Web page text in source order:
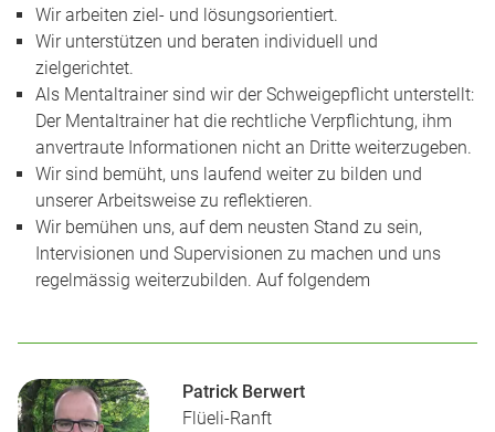
Wir arbeiten ziel- und lösungsorientiert.
Wir unterstützen und beraten individuell und
zielgerichtet.
Als Mentaltrainer sind wir der Schweigepflicht unterstellt:
Der Mentaltrainer hat die rechtliche Verpflichtung, ihm
anvertraute Informationen nicht an Dritte weiterzugeben.
Wir sind bemüht, uns laufend weiter zu bilden und
unserer Arbeitsweise zu reflektieren.
Wir bemühen uns, auf dem neusten Stand zu sein,
Intervisionen und Supervisionen zu machen und uns
regelmässig weiterzubilden. Auf folgendem
Patrick Berwert
Flüeli-Ranft